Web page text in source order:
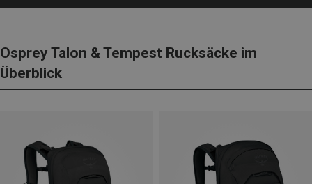
Osprey Talon & Tempest Rucksäcke im
Überblick